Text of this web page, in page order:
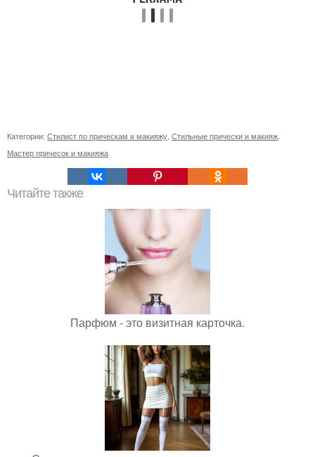
Категории: Стилист по прическам и макияжу Стильные прически и макияж
Мастер причесок и макияжа
Читайте также
Парфюм - это визитная карточка.